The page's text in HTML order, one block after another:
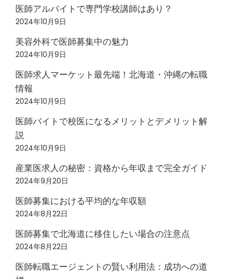
医師アルバイトで専門学校講師はあり？
2024年10月9日
美容外科で医師募集中の魅力
2024年10月9日
医師求人マーケット最先端！北海道・沖縄の転職
情報
2024年10月9日
医師バイトで校医になるメリットとデメリット解
説
2024年10月9日
産業医求人の秘密：資格から年収まで完全ガイド
2024年9月20日
医師募集における平均的な年収額
2024年8月22日
医師募集で北海道に移住したい場合の注意点
2024年8月22日
医師転職エージェントの賢い利用法：成功への道